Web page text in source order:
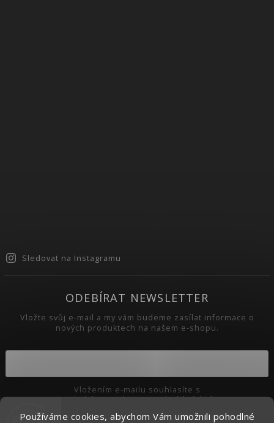
Používáme cookies, abychom Vám umožnili pohodlné
Sledovat na Instagramu
ODEBÍRAT NEWSLETTER
Vložte svůj e-mail a my vám budeme zasílat informace o
nových produktech na našem e-shopu.
podmínkami ochrany osobních údajů